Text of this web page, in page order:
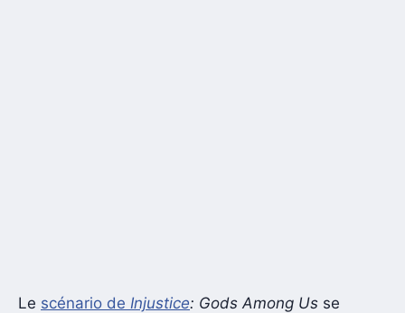
Le scénario de Injustice: Gods Among Us se